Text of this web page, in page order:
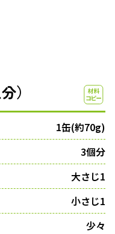
）
1缶(約70g)
3個分
大さじ1
小さじ1
少々